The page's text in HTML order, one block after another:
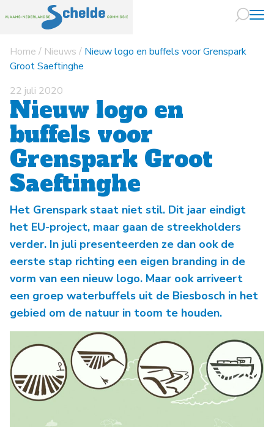
Naar
Home / Nieuws / Nieuw logo en buffels voor Grenspark
Groot Saeftinghe
22 juli 2020
Nieuw logo en
buffels voor
Grenspark Groot
Saeftinghe
Het Grenspark staat niet stil. Dit jaar eindigt
het EU-project, maar gaan de streekholders
verder. In juli presenteerden ze dan ook de
eerste stap richting een eigen branding in de
vorm van een nieuw logo. Maar ook arriveert
een groep waterbuffels uit de Biesbosch in het
gebied om de natuur in toom te houden.